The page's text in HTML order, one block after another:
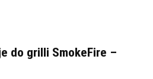
do grilli SmokeFire –